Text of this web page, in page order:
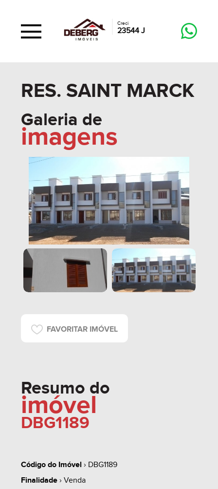
Creci
23544 J
RES. SAINT MARCK
Galeria de
imagens
FAVORITAR IMÓVEL
Resumo do
imóvel
DBG1189
Código do Imóvel › DBG1189
Finalidade› Venda